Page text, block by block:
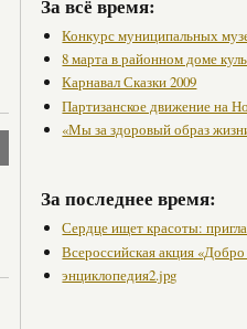
За всё время:
Конкурс муниципальных
8 марта в районном доме
Карнавал Сказки 2009
Партизанское движение на
«Мы за здоровый образ
За последнее время:
Сердце ищет красоты:
Всероссийская акция
энциклопедия2.jpg